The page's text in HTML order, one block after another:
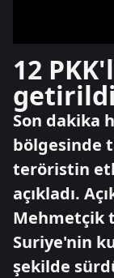
12
getirildi
Son dakika
bölgesinde
teröristin
açıkladı.
Mehmetçik
Suriye'nin
şekilde